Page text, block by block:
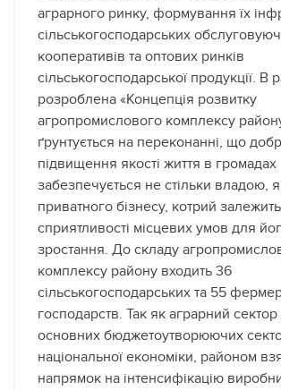
аграрного ринку, формування їх
сільськогосподарських
кооперативів та оптових ринків
сільськогосподарської продукції. В
розроблена «Концепція розвитку
агропромислового комплексу
ґрунтується на переконанні, що
підвищення якості життя в громадах
забезпечується не стільки владою,
приватного бізнесу, котрий
сприятливості місцевих умов для
зростання. До складу
комплексу району входить 36
сільськогосподарських та 55
господарств. Так як аграрний
основних бюджетоутворюючих
національної економіки, районом
напрямок на інтенсифікацію